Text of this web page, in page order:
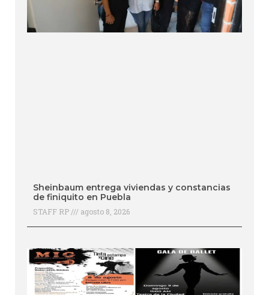
Sheinbaum entrega viviendas y constancias
de finiquito en Puebla
STAFF RP agosto 8, 2026